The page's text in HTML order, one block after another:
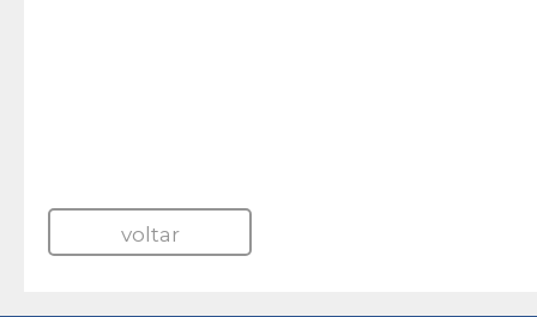
voltar